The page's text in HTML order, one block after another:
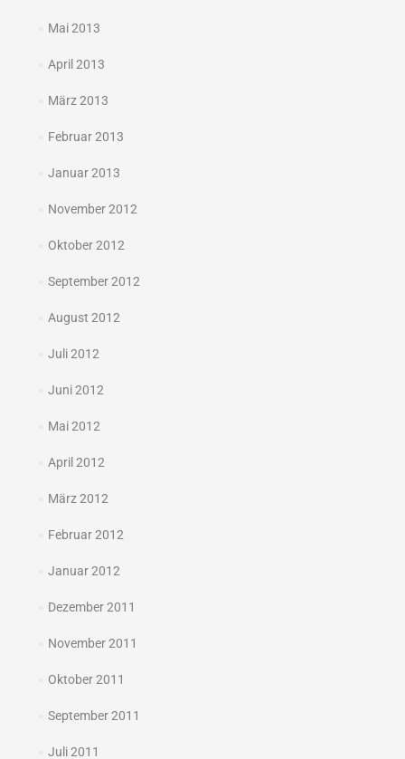
Mai 2013
April 2013
März 2013
Februar 2013
Januar 2013
November 2012
Oktober 2012
September 2012
August 2012
Juli 2012
Juni 2012
Mai 2012
April 2012
März 2012
Februar 2012
Januar 2012
Dezember 2011
November 2011
Oktober 2011
September 2011
Juli 2011